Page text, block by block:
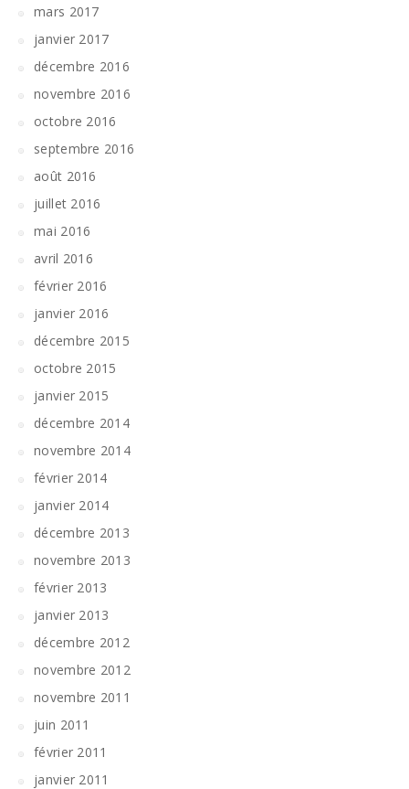
mars 2017
janvier 2017
décembre 2016
novembre 2016
octobre 2016
septembre 2016
août 2016
juillet 2016
mai 2016
avril 2016
février 2016
janvier 2016
décembre 2015
octobre 2015
janvier 2015
décembre 2014
novembre 2014
février 2014
janvier 2014
décembre 2013
novembre 2013
février 2013
janvier 2013
décembre 2012
novembre 2012
novembre 2011
juin 2011
février 2011
janvier 2011